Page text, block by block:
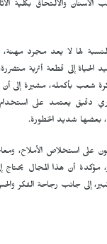
والالتحاق بكلية
لها لا يعد مجرد
الحياة إلى قطعة أثرية
شعب بأكمله، مشيرة إلى أن
دقيق يعتمد على استخدام
شديد الخطورة.
على استخلاص الأملاح،
مؤكدة أن هذا المجال
إلى جانب رجاحة الفكر